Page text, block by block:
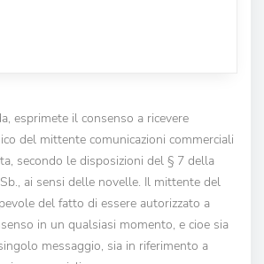
esprimete il consenso a ricevere
del mittente comunicazioni commerciali
secondo le disposizioni del § 7 della
ai sensi delle novelle. Il mittente del
del fatto di essere autorizzato a
in un qualsiasi momento, e cioe sia
messaggio, sia in riferimento a